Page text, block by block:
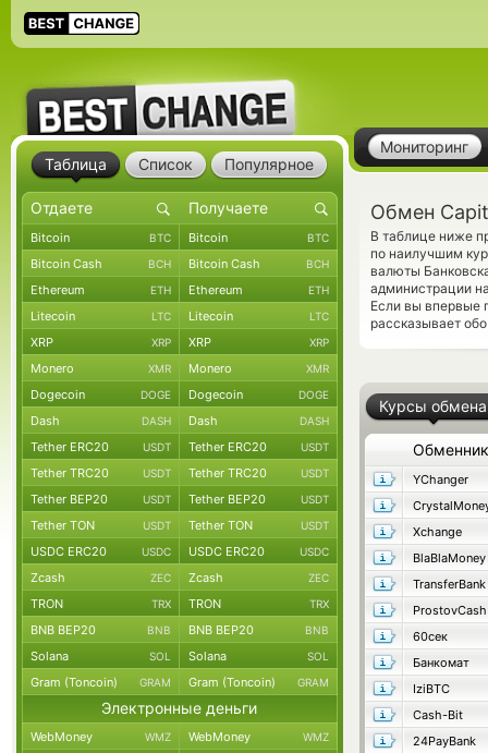
Мониторинг
Обмен
В таблице ниже
по наилучшим
валюты
администрации
Если вы впервые
рассказывает
Курсы обмена
Обменник
YChanger
Xchange
BlaBlaMoney
TransferBank
ProstovCash
60сек
Банкомат
IziBTC
Cash-Bit
24PayBank
Таблица Список Популярное
Bitcoin BTC Bitcoin BTC
Bitcoin Cash BCH Bitcoin Cash BCH
Ethereum ETH Ethereum ETH
Litecoin LTC Litecoin LTC
XRP XRP XRP XRP
Monero XMR Monero XMR
Dogecoin DOGE Dogecoin DOGE
Dash DASH Dash DASH
Tether ERC20 USDT Tether ERC20 USDT
Tether TRC20 USDT Tether TRC20 USDT
Tether BEP20 USDT Tether BEP20 USDT
Tether TON USDT Tether TON USDT
USDC ERC20 USDC USDC ERC20 USDC
Zcash ZEC Zcash ZEC
TRON TRX TRON TRX
BNB BEP20 BNB BNB BEP20 BNB
Solana SOL Solana SOL
Gram (Toncoin) GRAM Gram (Toncoin) GRAM
Электронные деньги
WebMoney WMZ WebMoney WMZ